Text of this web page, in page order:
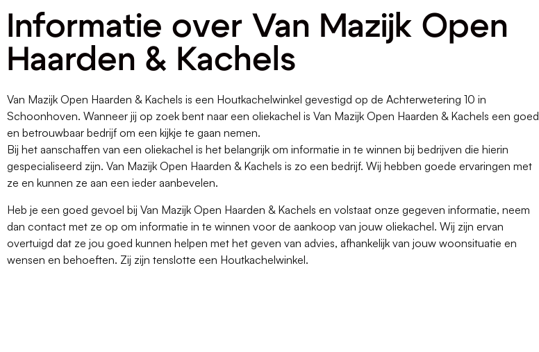
Informatie over Van Mazijk Open
Haarden & Kachels
Van Mazijk Open Haarden & Kachels is een Houtkachelwinkel gevestigd op de Achterwetering 10 in
Schoonhoven. Wanneer jij op zoek bent naar een oliekachel is Van Mazijk Open Haarden & Kachels een goed
en betrouwbaar bedrijf om een kijkje te gaan nemen.
Bij het aanschaffen van een oliekachel is het belangrijk om informatie in te winnen bij bedrijven die hierin
gespecialiseerd zijn. Van Mazijk Open Haarden & Kachels is zo een bedrijf. Wij hebben goede ervaringen met
ze en kunnen ze aan een ieder aanbevelen.
Heb je een goed gevoel bij Van Mazijk Open Haarden & Kachels en volstaat onze gegeven informatie, neem
dan contact met ze op om informatie in te winnen voor de aankoop van jouw oliekachel. Wij zijn ervan
overtuigd dat ze jou goed kunnen helpen met het geven van advies, afhankelijk van jouw woonsituatie en
wensen en behoeften. Zij zijn tenslotte een Houtkachelwinkel.